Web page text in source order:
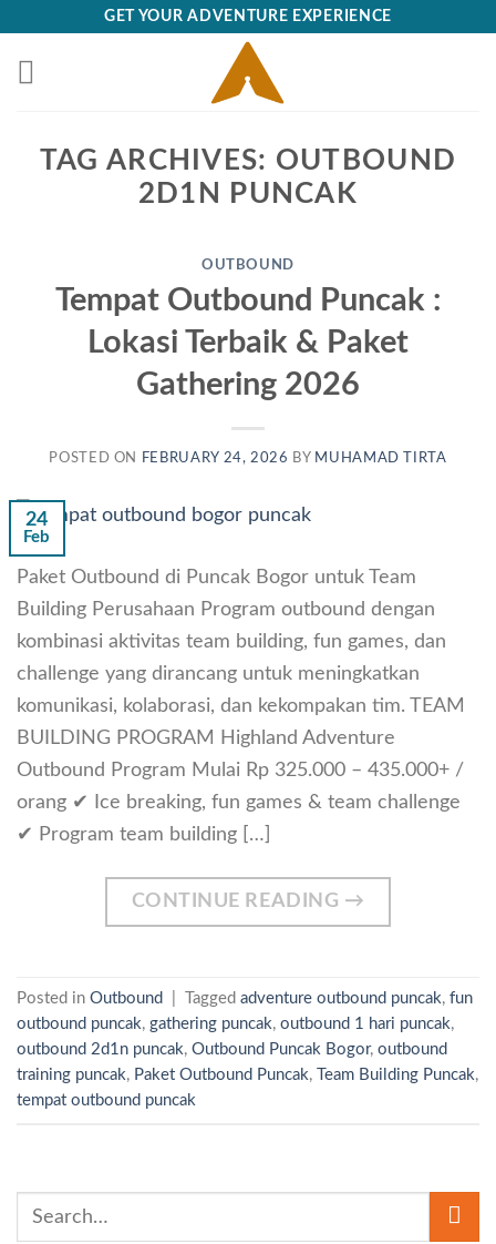
content
GET YOUR ADVENTURE EXPERIENCE
TAG ARCHIVES: OUTBOUND
2D1N PUNCAK
OUTBOUND
Tempat Outbound Puncak :
Lokasi Terbaik & Paket
Gathering 2026
POSTED ON FEBRUARY 24, 2026 BY MUHAMAD TIRTA
24
Feb
Paket Outbound di Puncak Bogor untuk Team
Building Perusahaan Program outbound dengan
kombinasi aktivitas team building, fun games, dan
challenge yang dirancang untuk meningkatkan
komunikasi, kolaborasi, dan kekompakan tim. TEAM
BUILDING PROGRAM Highland Adventure
Outbound Program Mulai Rp 325.000 – 435.000+ /
orang ✔ Ice breaking, fun games & team challenge
✔ Program team building […]
CONTINUE READING →
Posted in Outbound Tagged adventure outbound puncak, fun
outbound puncak, gathering puncak, outbound 1 hari puncak,
outbound 2d1n puncak, Outbound Puncak Bogor, outbound
training puncak, Paket Outbound Puncak, Team Building Puncak,
tempat outbound puncak